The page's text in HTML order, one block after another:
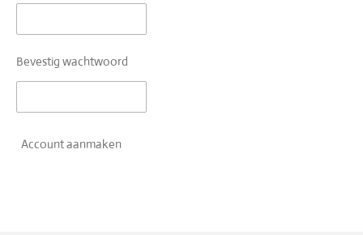
Bevestig wachtwoord
Account aanmaken